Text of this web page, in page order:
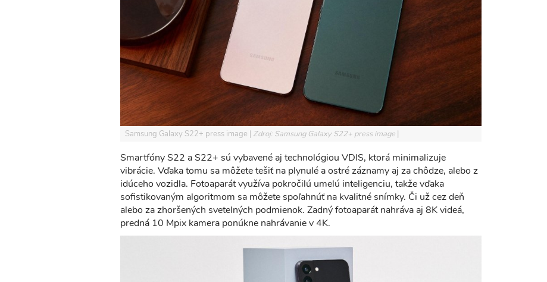
Samsung Galaxy S22+ press image Zdroj: Samsung Galaxy S22+ press image
Smartfóny S22 a S22+ sú vybavené aj technológiou VDIS, ktorá minimalizuje
vibrácie. Vďaka tomu sa môžete tešiť na plynulé a ostré záznamy aj za chôdze, alebo z
idúceho vozidla. Fotoaparát využíva pokročilú umelú inteligenciu, takže vďaka
sofistikovaným algoritmom sa môžete spoľahnúť na kvalitné snímky. Či už cez deň
alebo za zhoršených svetelných podmienok. Zadný fotoaparát nahráva aj 8K videá,
predná 10 Mpix kamera ponúkne nahrávanie v 4K.